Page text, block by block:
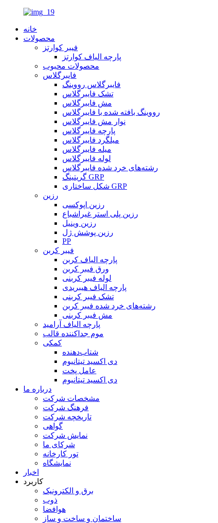
خانه
محصولات
فیبر کوارتز
پارچه الیاف کوارتز
محصولات محبوب
فایبرگلاس
فایبرگلاس رووینگ
تشک فایبرگلاس
مش فایبرگلاس
رووینگ بافته شده با فایبرگلاس
نوار مش فایبرگلاس
پارچه فایبرگلاس
میلگرد فایبرگلاس
میله فایبرگلاس
لوله فایبرگلاس
رشته‌های خرد شده فایبرگلاس
گریتینگ GRP
شکل ساختاری GRP
رزین
رزین اپوکسی
رزین پلی استر غیراشباع
رزین وینیل
رزین پوشش ژل
PP
فیبر کربن
پارچه الیاف کربن
ورق فیبر کربن
لوله فیبر کربنی
پارچه الیاف هیبریدی
تشک فیبر کربنی
رشته‌های خرد شده فیبر کربن
مش فیبر کربنی
پارچه الیاف آرامید
موم جداکننده قالب
کمکی
شتاب‌دهنده
دی اکسید تیتانیوم
عامل پخت
دی اکسید تیتانیوم
درباره ما
مشخصات شرکت
فرهنگ شرکت
تاریخچه شرکت
گواهی
نمایش شرکت
شرکای ما
تور کارخانه
نمایشگاه
اخبار
کاربرد
برق و الکترونیک
ذوب
هوافضا
ساختمان و ساخت و ساز